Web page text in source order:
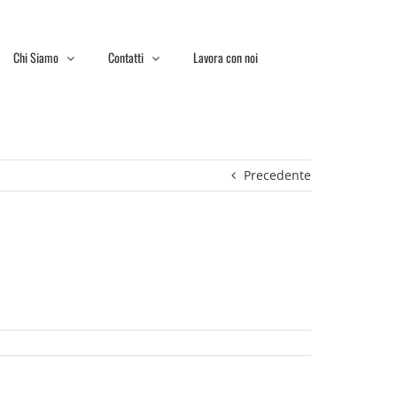
Chi Siamo Contatti Lavora con noi
Precedente